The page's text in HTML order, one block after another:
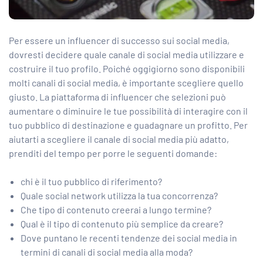
Per essere un influencer di successo sui social media,
dovresti decidere quale canale di social media utilizzare e
costruire il tuo profilo. Poiché oggigiorno sono disponibili
molti canali di social media, è importante scegliere quello
giusto. La piattaforma di influencer che selezioni può
aumentare o diminuire le tue possibilità di interagire con il
tuo pubblico di destinazione e guadagnare un profitto. Per
aiutarti a scegliere il canale di social media più adatto,
prenditi del tempo per porre le seguenti domande:
chi è il tuo pubblico di riferimento?
Quale social network utilizza la tua concorrenza?
Che tipo di contenuto creerai a lungo termine?
Qual è il tipo di contenuto più semplice da creare?
Dove puntano le recenti tendenze dei social media in
termini di canali di social media alla moda?